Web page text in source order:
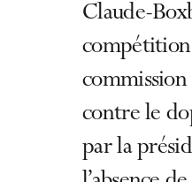
Claude-
contre le
par la